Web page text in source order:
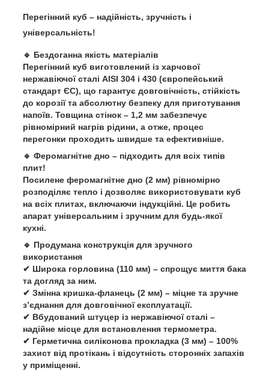
Перегінний куб – надійність, зручність і
універсальність!
🔹 Бездоганна якість матеріалів
Перегінний куб виготовлений із харчової
нержавіючої сталі AISI 304 і 430 (європейський
стандарт ЄС), що гарантує довговічність, стійкість
до корозіїта абсолютну безпеку для приготування
напоїв. Товщина стінок – 1,2 мм забезпечує
рівномірний нагрів рідини, а отже, процес
перегонки проходить швидше та ефективніше.
🔹 Феромагнітне дно – підходить для всіх типів
плит!
Посилене феромагнітне дно (2 мм) рівномірно
розподіляє тепло і дозволяє використовувати куб
на всіх плитах, включаючи індукційні. Це робить
апарат універсальним і зручним для будь-якої
кухні.
🔹 Продумана конструкція для зручного
використання
✔ Широка горловина (110 мм) – спрощує миття бака
та догляд за ним.
✔ Змінна кришка-фланець (2 мм) – міцне та зручне
з’єднання для довговічної експлуатації.
✔ Вбудований штуцер із нержавіючої сталі –
надійне місце для встановлення термометра.
✔ Герметична силіконова прокладка (3 мм) – 100%
захист від протікань і відсутність сторонніх запахів
у приміщенні.